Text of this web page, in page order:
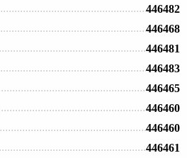
446482
446468
446481
446483
446465
446460
446460
446461